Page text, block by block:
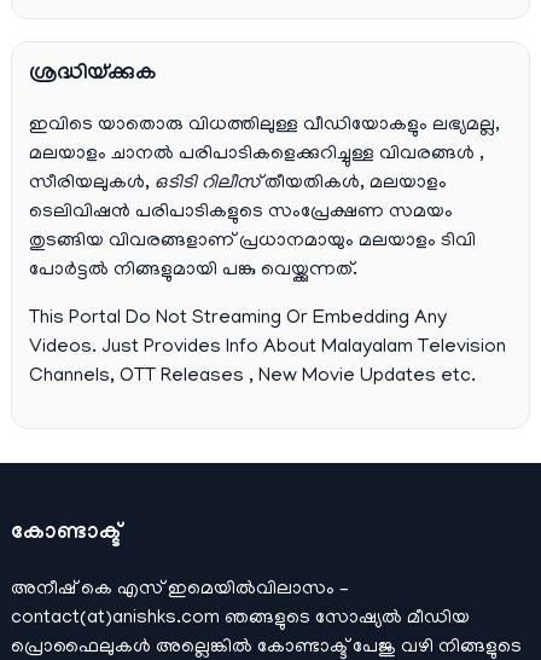
ശ്രദ്ധിയ്ക്കുക
ഇവിടെ യാതൊരു വിധത്തിലുള്ള വീഡിയോകളും ലഭ്യമല്ല,
മലയാളം ചാനല്‍ പരിപാടികളെക്കുറിച്ചുള്ള വിവരങ്ങള്‍ ,
സീരിയലുകള്‍, ഒടിടി റിലീസ്തീയതികള്‍, മലയാളം
ടെലിവിഷന്‍ പരിപാടികളുടെ സംപ്രേക്ഷണ സമയം
തുടങ്ങിയ വിവരങ്ങളാണ് പ്രധാനമായും മലയാളം ടിവി
പോര്‍ട്ടല്‍ നിങ്ങളുമായി പങ്കു വെയ്ക്കുന്നത്.
This Portal Do Not Streaming Or Embedding Any
Videos. Just Provides Info About Malayalam Television
Channels, OTT Releases , New Movie Updates etc.
കോണ്ടാക്ട്
അനീഷ്‌ കെ എസ് ഇമെയില്‍വിലാസം –
contact(at)anishks.com ഞങ്ങളുടെ സോഷ്യല്‍ മീഡിയ
പ്രൊഫൈലുകള്‍ അല്ലെങ്കില്‍ കോണ്ടാക്ട്പേജു വഴി നിങ്ങളുടെ